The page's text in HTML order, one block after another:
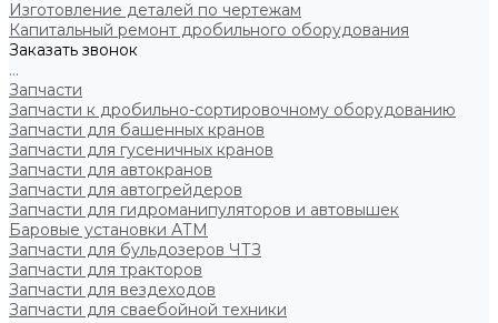
Изготовление деталей по чертежам
Капитальный ремонт дробильного оборудования
Заказать звонок
...
Запчасти
Запчасти к дробильно-сортировочному оборудованию
Запчасти для башенных кранов
Запчасти для гусеничных кранов
Запчасти для автокранов
Запчасти для автогрейдеров
Запчасти для гидроманипуляторов и автовышек
Баровые установки АТМ
Запчасти для бульдозеров ЧТЗ
Запчасти для тракторов
Запчасти для вездеходов
Запчасти для сваебойной техники